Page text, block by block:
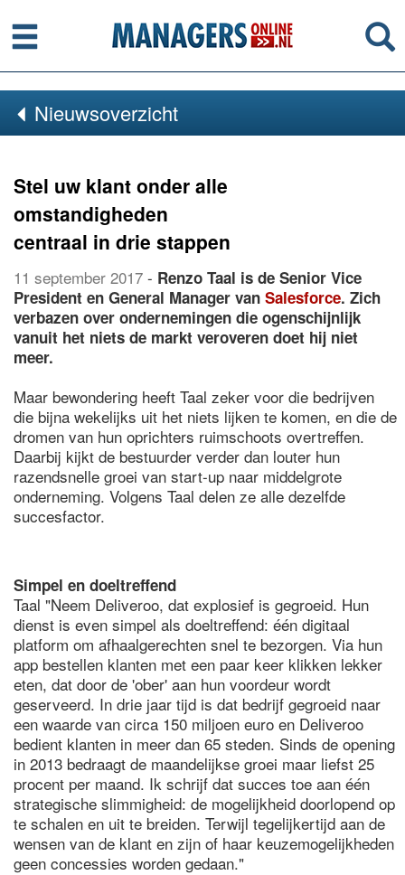
Menu
Nieuwsoverzicht
Stel uw klant onder alle
omstandigheden
centraal in drie stappen
11 september 2017 - Renzo Taal is de Senior Vice
President en General Manager van Salesforce. Zich
verbazen over ondernemingen die ogenschijnlijk
vanuit het niets de markt veroveren doet hij niet
meer.
Maar bewondering heeft Taal zeker voor die bedrijven
die bijna wekelijks uit het niets lijken te komen, en die de
dromen van hun oprichters ruimschoots overtreffen.
Daarbij kijkt de bestuurder verder dan louter hun
razendsnelle groei van start-up naar middelgrote
onderneming. Volgens Taal delen ze alle dezelfde
succesfactor.
Simpel en doeltreffend
Taal "Neem Deliveroo, dat explosief is gegroeid. Hun
dienst is even simpel als doeltreffend: één digitaal
platform om afhaalgerechten snel te bezorgen. Via hun
app bestellen klanten met een paar keer klikken lekker
eten, dat door de 'ober' aan hun voordeur wordt
geserveerd. In drie jaar tijd is dat bedrijf gegroeid naar
een waarde van circa 150 miljoen euro en Deliveroo
bedient klanten in meer dan 65 steden. Sinds de opening
in 2013 bedraagt de maandelijkse groei maar liefst 25
procent per maand. Ik schrijf dat succes toe aan één
strategische slimmigheid: de mogelijkheid doorlopend op
te schalen en uit te breiden. Terwijl tegelijkertijd aan de
wensen van de klant en zijn of haar keuzemogelijkheden
geen concessies worden gedaan."